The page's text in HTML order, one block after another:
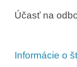
Účasť na
Informácie o